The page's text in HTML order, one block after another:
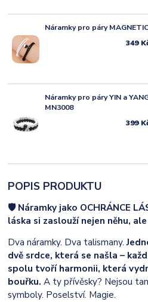
Náramky pro páry
349
Náramky pro páry YIN a
MN3008
399
POPIS PRODUKTU
🛡️ Náramky jako OCHRÁNCE
láska si zaslouží nejen něhu,
Dva náramky. Dva talismany.
dvě srdce, která se našla –
spolu tvoří harmonii, která
bouřku. A ty přívěsky? Nejsou
symboly. Poselství. Magie.